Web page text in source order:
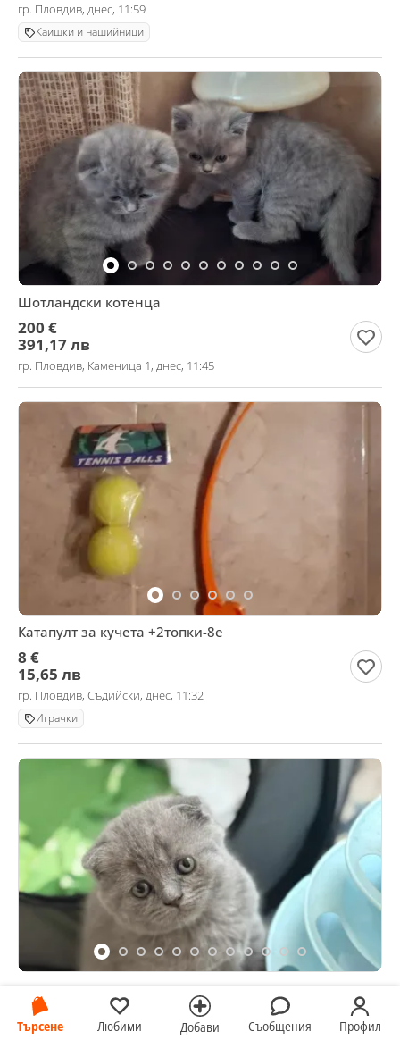
Търсене Любими Добави Съобщения Профил
гр. Пловдив, днес, 11:59
Каишки и нашийници
Шотландски котенца
200 €
391,17 лв
гр. Пловдив, Каменица 1, днес, 11:45
Катапулт за кучета +2топки-8е
8 €
15,65 лв
гр. Пловдив, Съдийски, днес, 11:32
Играчки
380 €
743,22 лв